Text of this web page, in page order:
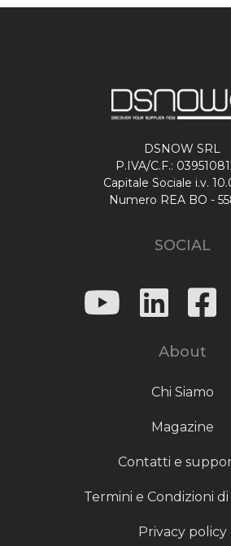
DSNOW SRL
P.IVA/C.F.:
Capitale Sociale i.v.
Numero REA BO -
SOCIAL
About
Chi Siamo
Magazine
Contatti e
Termini e Condizioni di
Privacy policy